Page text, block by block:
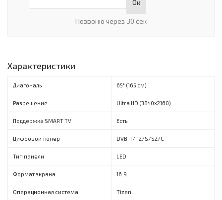
Ок
Позвоню через 30 сек
Характеристики
Диагональ 65" (165 см)
Разрешение Ultra HD (3840x2160)
Поддержка SMART TV Есть
Цифровой тюнер DVB-T/T2/S/S2/C
Тип панели LED
Формат экрана 16:9
Операционная система Tizen